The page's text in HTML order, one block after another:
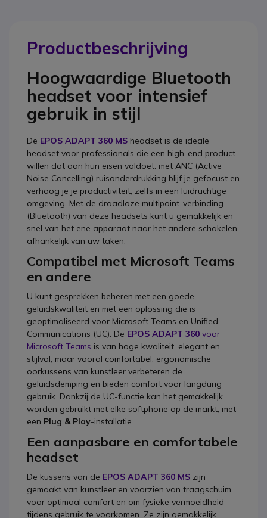
Productbeschrijving
Hoogwaardige Bluetooth
headset voor intensief
gebruik in stijl
De EPOS ADAPT 360 MS headset is de ideale
headset voor professionals die een high-end product
willen dat aan hun eisen voldoet: met ANC (Active
Noise Cancelling) ruisonderdrukking blijf je gefocust en
verhoog je je productiviteit, zelfs in een luidruchtige
omgeving. Met de draadloze multipoint-verbinding
(Bluetooth) van deze headsets kunt u gemakkelijk en
snel van het ene apparaat naar het andere schakelen,
afhankelijk van uw taken.
Compatibel met Microsoft Teams
en andere
U kunt gesprekken beheren met een goede
geluidskwaliteit en met een oplossing die is
geoptimaliseerd voor Microsoft Teams en Unified
Communications (UC). De EPOS ADAPT 360 voor
Microsoft Teams is van hoge kwaliteit, elegant en
stijlvol, maar vooral comfortabel: ergonomische
oorkussens van kunstleer verbeteren de
geluidsdemping en bieden comfort voor langdurig
gebruik. Dankzij de UC-functie kan het gemakkelijk
worden gebruikt met elke softphone op de markt, met
een Plug & Play-installatie.
Een aanpasbare en comfortabele
headset
De kussens van de EPOS ADAPT 360 MS zijn
gemaakt van kunstleer en voorzien van traagschuim
voor optimaal comfort en om fysieke vermoeidheid
tijdens gebruik te voorkomen. Ze zijn gemakkelijk